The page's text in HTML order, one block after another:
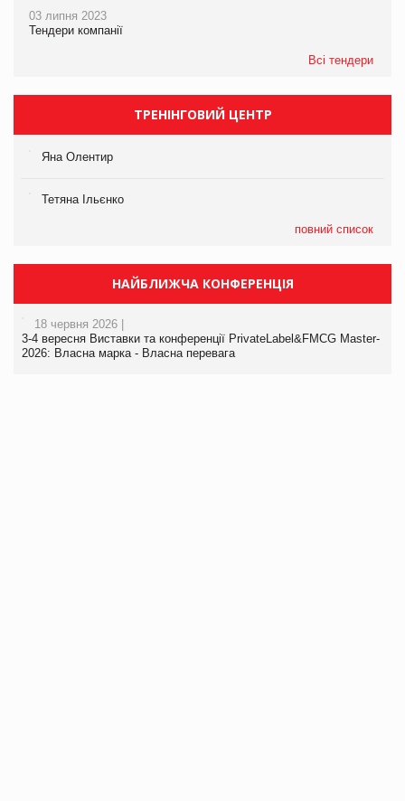
03 липня 2023
Тендери компанії
Всі тендери
ТРЕНІНГОВИЙ ЦЕНТР
Яна Олентир
Тетяна Ільєнко
повний список
НАЙБЛИЖЧА КОНФЕРЕНЦІЯ
18 червня 2026 |
3-4 вересня Виставки та конференції PrivateLabel&FMCG Master-
2026: Власна марка - Власна перевага